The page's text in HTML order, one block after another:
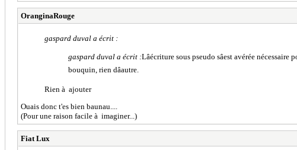
OranginaRouge
gaspard duval a écrit :
gaspard duval a écrit :Lâécriture sous pseudo sâest avérée
bouquin, rien dâautre.
Rien à ajouter
Ouais donc t'es bien baunau....
(Pour une raison facile à imaginer...)
Fiat Lux